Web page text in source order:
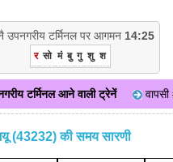
उपनगरीय टर्मिनल पर आगमन 14:25
र सो मं बु गु शु श
टर्मिनल आने वाली ट्रेनें वापसी
(43232) की समय सारणी